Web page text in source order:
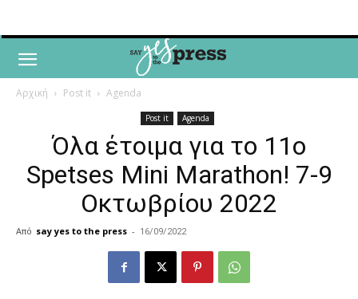
Αρχική Post it Agenda
Post it Agenda
Όλα έτοιμα για το 11ο
Spetses Mini Marathon! 7-9
Οκτωβρίου 2022
Από say yes to the press - 16/09/2022